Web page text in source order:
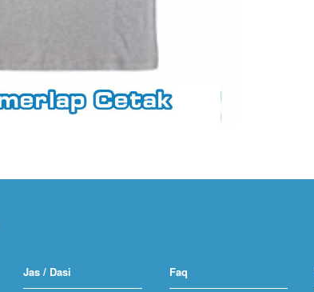
Jas / Dasi
Faq